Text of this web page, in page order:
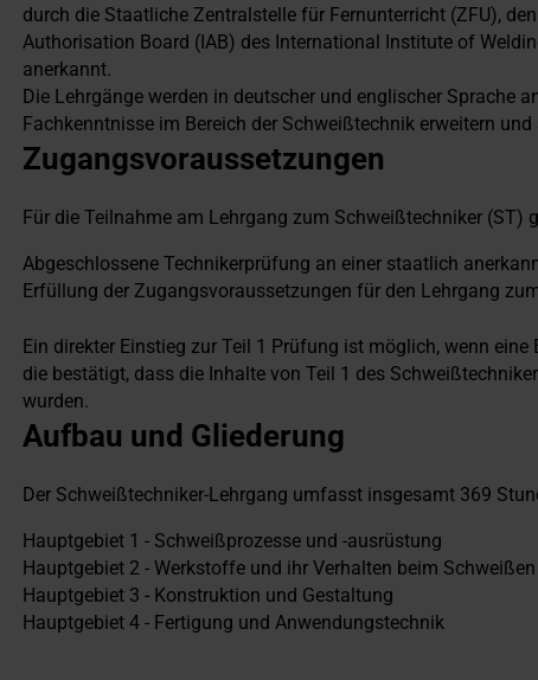
durch die Staatliche Zentralstelle für Fernunterricht (ZFU),
Authorisation Board (IAB) des International Institute of
anerkannt.
Die Lehrgänge werden in deutscher und englischer Sprache
Fachkenntnisse im Bereich der Schweißtechnik erweitern
Zugangsvoraussetzungen
Für die Teilnahme am Lehrgang zum Schweißtechniker (ST)
Abgeschlossene Technikerprüfung an einer staatlich
Erfüllung der Zugangsvoraussetzungen für den Lehrgang
Ein direkter Einstieg zur Teil 1 Prüfung ist möglich, wenn
die bestätigt, dass die Inhalte von Teil 1 des
wurden.
Aufbau und Gliederung
Der Schweißtechniker-Lehrgang umfasst insgesamt 369
Hauptgebiet 1 - Schweißprozesse und -ausrüstung
Hauptgebiet 2 - Werkstoffe und ihr Verhalten beim Schweißen
Hauptgebiet 3 - Konstruktion und Gestaltung
Hauptgebiet 4 - Fertigung und Anwendungstechnik